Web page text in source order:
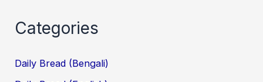
Categories
Daily Bread (Bengali)